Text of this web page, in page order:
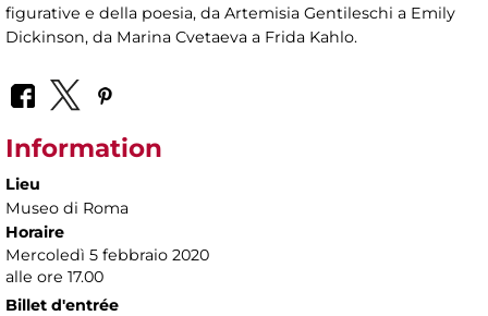
figurative e della poesia, da Artemisia Gentileschi a Emily
Dickinson, da Marina Cvetaeva a Frida Kahlo.
Information
Lieu
Museo di Roma
Horaire
Mercoledì 5 febbraio 2020
alle ore 17.00
Billet d'entrée